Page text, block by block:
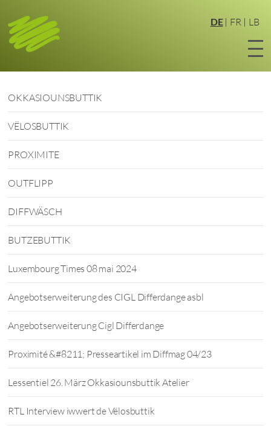
DE FR LB
OKKASIOUNSBUTTIK
VËLOSBUTTIK
PROXIMITE
OUTFLIPP
DIFFWÄSCH
BUTZEBUTTIK
Luxembourg Times 08 mai 2024
Angebotserweiterung des CIGL Differdange asbl
Angebotserweiterung Cigl Differdange
Proximité &#8211; Presseartikel im Diffmag 04/23
Lessentiel 26. März Okkasiounsbuttik Atelier
RTL Interview iwwert de Vëlosbuttik